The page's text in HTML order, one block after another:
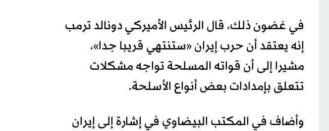
في غضون ذلك، قال الرئيس الأميركي دونالد ترمب
إنه يعتقد أن حرب إيران «ستنتهي قريبا جدا»،
مشيرا إلى أن قواته المسلحة تواجه مشكلات
تتعلق بإمدادات بعض أنواع الأسلحة.
وأضاف في المكتب ‌البيضاوي في ‌إشارة إلى ​إيران